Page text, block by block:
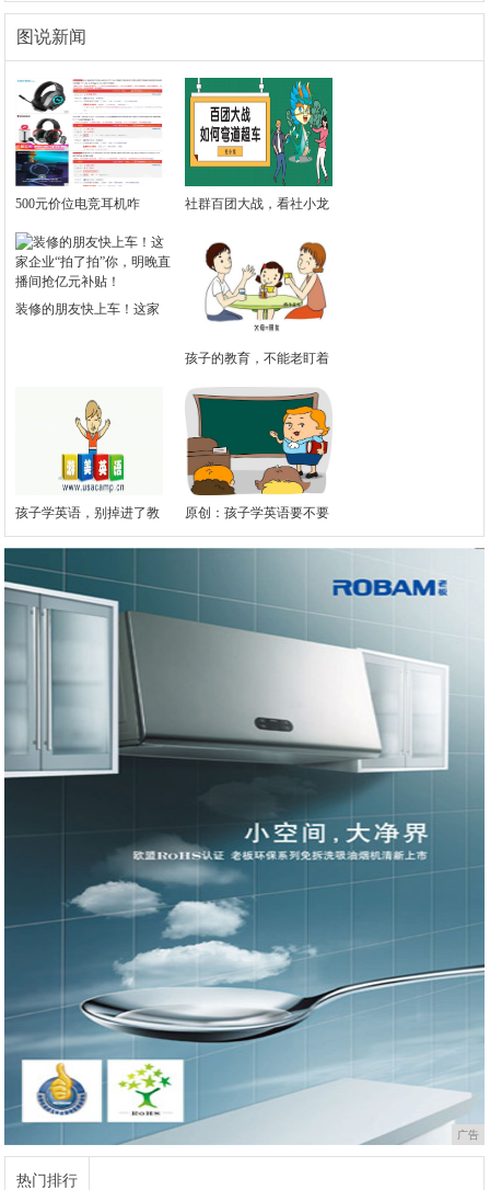
图说新闻
500元价位电竞耳机咋 社群百团大战，看社小龙
装修的朋友快上车！这家
孩子的教育，不能老盯着
孩子学英语，别掉进了教 原创：孩子学英语要不要
广告
热门排行